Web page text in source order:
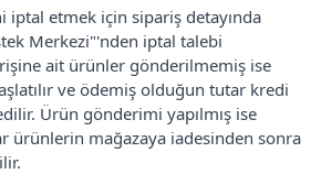
iptal etmek için sipariş detayında
Merkezi"'nden iptal talebi
ait ürünler gönderilmemiş ise
ve ödemiş olduğun tutar kredi
Ürün gönderimi yapılmış ise
ürünlerin mağazaya iadesinden sonra